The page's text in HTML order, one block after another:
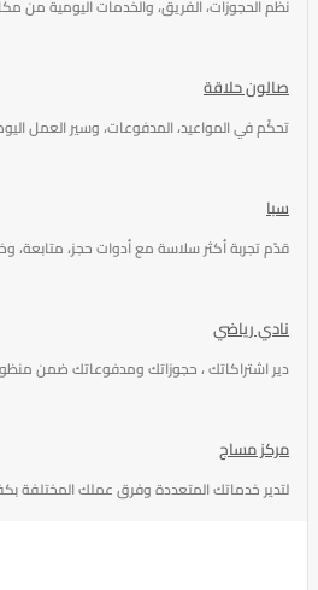
نظم الحجوزات، الفريق، والخدمات اليومية من
صالون حلاقة
تحكّم في المواعيد، المدفوعات، وسير العمل
سبا
قدّم تجربة أكثر سلاسة مع أدوات حجز، متابعة،
نادي رياضي
دير اشتراكاتك ، حجوزاتك ومدفوعاتك ضمن
مركز مساج
لتدير خدماتك المتعددة وفرق عملك المختلفة